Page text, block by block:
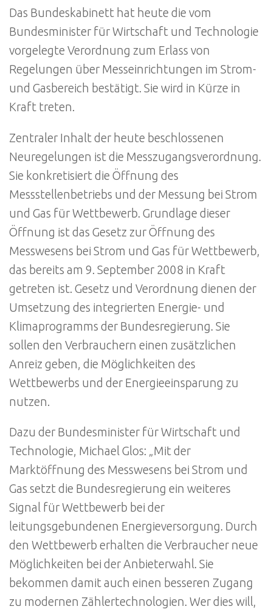
Das Bundeskabinett hat heute die vom
Bundesminister für Wirtschaft und Technologie
vorgelegte Verordnung zum Erlass von
Regelungen über Messeinrichtungen im Strom-
und Gasbereich bestätigt. Sie wird in Kürze in
Kraft treten.
Zentraler Inhalt der heute beschlossenen
Neuregelungen ist die Messzugangsverordnung.
Sie konkretisiert die Öffnung des
Messstellenbetriebs und der Messung bei Strom
und Gas für Wettbewerb. Grundlage dieser
Öffnung ist das Gesetz zur Öffnung des
Messwesens bei Strom und Gas für Wettbewerb,
das bereits am 9. September 2008 in Kraft
getreten ist. Gesetz und Verordnung dienen der
Umsetzung des integrierten Energie- und
Klimaprogramms der Bundesregierung. Sie
sollen den Verbrauchern einen zusätzlichen
Anreiz geben, die Möglichkeiten des
Wettbewerbs und der Energieeinsparung zu
nutzen.
Dazu der Bundesminister für Wirtschaft und
Technologie, Michael Glos: „Mit der
Marktöffnung des Messwesens bei Strom und
Gas setzt die Bundesregierung ein weiteres
Signal für Wettbewerb bei der
leitungsgebundenen Energieversorgung. Durch
den Wettbewerb erhalten die Verbraucher neue
Möglichkeiten bei der Anbieterwahl. Sie
bekommen damit auch einen besseren Zugang
zu modernen Zählertechnologien. Wer dies will,